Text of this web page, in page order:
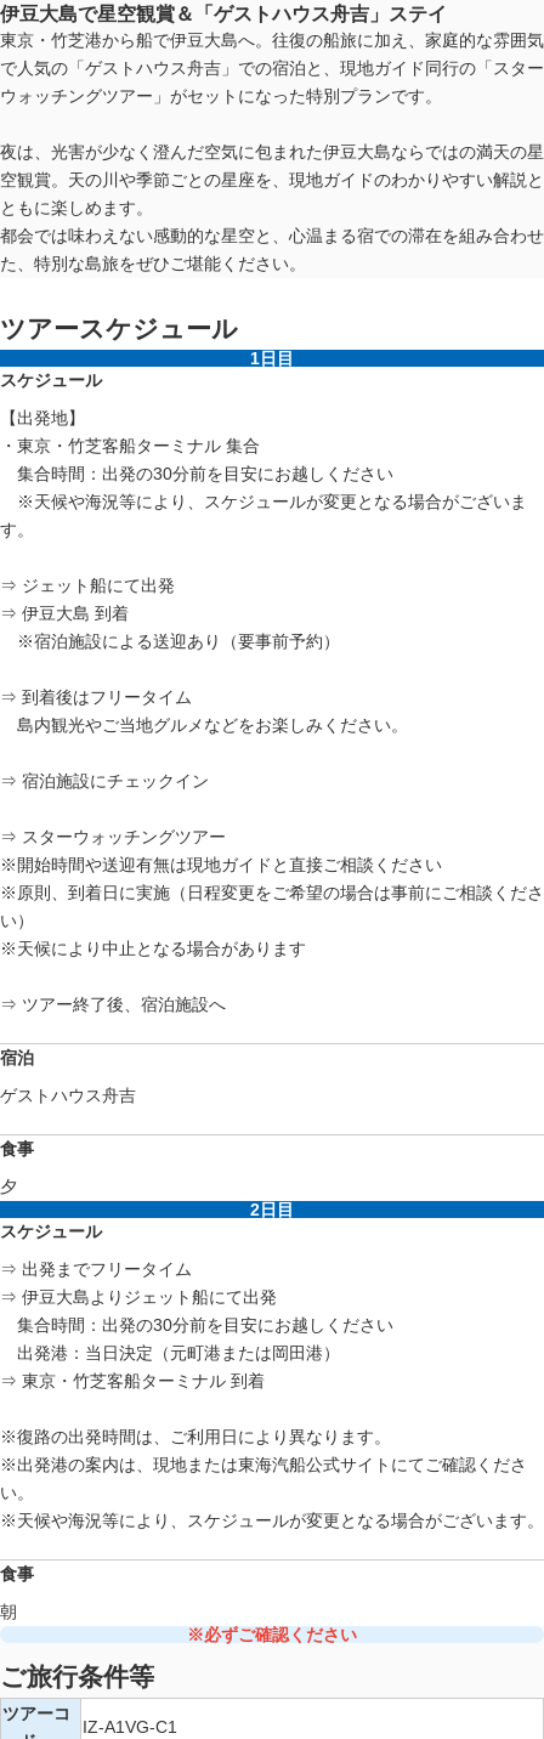
伊豆大島で星空観賞＆「ゲストハウス舟吉」ステイ
東京・竹芝港から船で伊豆大島へ。往復の船旅に加え、家庭的な雰囲気
で人気の「ゲストハウス舟吉」での宿泊と、現地ガイド同行の「スター
ウォッチングツアー」がセットになった特別プランです。
夜は、光害が少なく澄んだ空気に包まれた伊豆大島ならではの満天の星
空観賞。天の川や季節ごとの星座を、現地ガイドのわかりやすい解説と
ともに楽しめます。
都会では味わえない感動的な星空と、心温まる宿での滞在を組み合わせ
た、特別な島旅をぜひご堪能ください。
ツアースケジュール
1日目
スケジュール
【出発地】
・東京・竹芝客船ターミナル 集合
集合時間：出発の30分前を目安にお越しください
※天候や海況等により、スケジュールが変更となる場合がございま
す。
⇒ ジェット船にて出発
⇒ 伊豆大島 到着
※宿泊施設による送迎あり（要事前予約）
⇒ 到着後はフリータイム
島内観光やご当地グルメなどをお楽しみください。
⇒ 宿泊施設にチェックイン
⇒ スターウォッチングツアー
※開始時間や送迎有無は現地ガイドと直接ご相談ください
※原則、到着日に実施（日程変更をご希望の場合は事前にご相談くださ
い）
※天候により中止となる場合があります
⇒ ツアー終了後、宿泊施設へ
宿泊
ゲストハウス舟吉
食事
夕
2日目
スケジュール
⇒ 出発までフリータイム
⇒ 伊豆大島よりジェット船にて出発
集合時間：出発の30分前を目安にお越しください
出発港：当日決定（元町港または岡田港）
⇒ 東京・竹芝客船ターミナル 到着
※復路の出発時間は、ご利用日により異なります。
※出発港の案内は、現地または東海汽船公式サイトにてご確認くださ
い。
※天候や海況等により、スケジュールが変更となる場合がございます。
食事
朝
※必ずご確認ください
ご旅行条件等
ツアーコ
IZ-A1VG-C1